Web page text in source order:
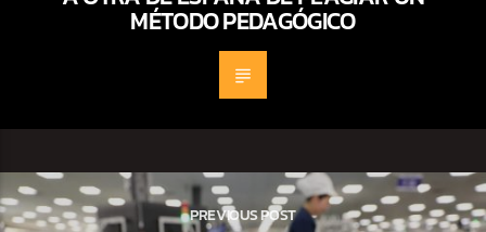
MÉTODO PEDAGÓGICO
PREVIOUS POST